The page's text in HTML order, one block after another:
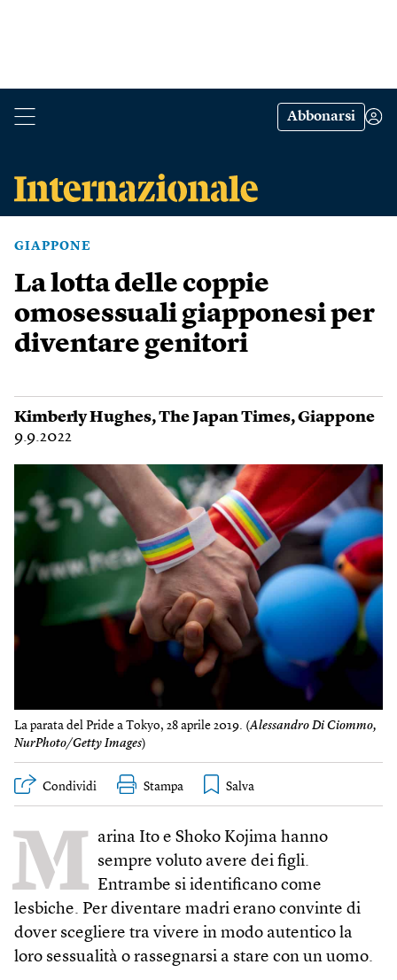
Abbonarsi
GIAPPONE
La lotta delle coppie
omosessuali giapponesi per
diventare genitori
Kimberly Hughes,The Japan Times,Giappone
9.9.2022
La parata del Pride a Tokyo, 28 aprile 2019. (Alessandro Di Ciommo,
NurPhoto/Getty Images)
Condividi Stampa
M arina Ito e Shoko Kojima hanno
sempre voluto avere dei figli.
Entrambe si identificano come
lesbiche. Per diventare madri erano convinte di
dover scegliere tra vivere in modo autentico la
loro sessualità o rassegnarsi a stare con un uomo.